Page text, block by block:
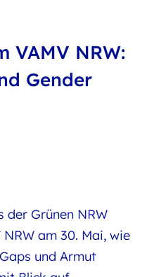
VAMV NRW:
Gender
der Grünen NRW
am 30. Mai, wie
und Armut